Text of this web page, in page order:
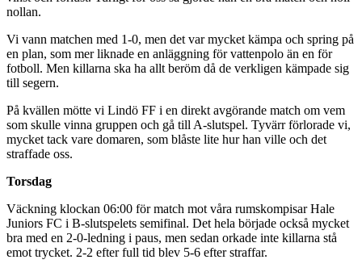
nollan.
Vi vann matchen med 1-0, men det var mycket kämpa och spring på
en plan, som mer liknade en anläggning för vattenpolo än en för
fotboll. Men killarna ska ha allt beröm då de verkligen kämpade sig
till segern.
På kvällen mötte vi Lindö FF i en direkt avgörande match om vem
som skulle vinna gruppen och gå till A-slutspel. Tyvärr förlorade vi,
mycket tack vare domaren, som blåste lite hur han ville och det
straffade oss.
Torsdag
Väckning klockan 06:00 för match mot våra rumskompisar Hale
Juniors FC i B-slutspelets semifinal. Det hela började också mycket
bra med en 2-0-ledning i paus, men sedan orkade inte killarna stå
emot trycket. 2-2 efter full tid blev 5-6 efter straffar.